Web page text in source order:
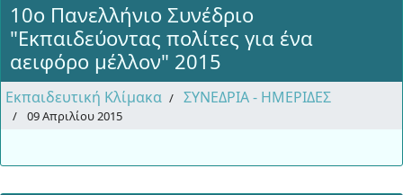
10ο Πανελλήνιο Συνέδριο
"Εκπαιδεύοντας πολίτες για ένα
αειφόρο μέλλον" 2015
Εκπαιδευτική Κλίμακα ΣΥΝΕΔΡΙΑ - ΗΜΕΡΙΔΕΣ
09 Απριλίου 2015